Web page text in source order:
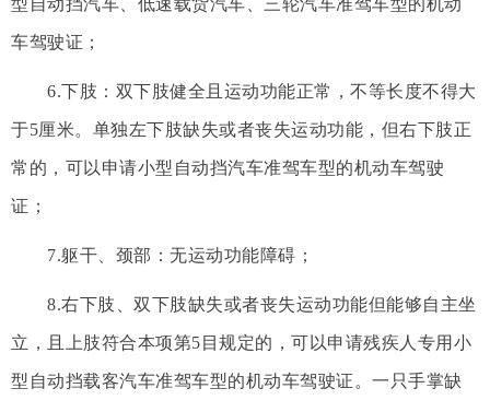
车驾驶证；
6.下肢：双下肢健全且运动功能正常，不等长度不得大
于5厘米。单独左下肢缺失或者丧失运动功能，但右下肢正
常的，可以申请小型自动挡汽车准驾车型的机动车驾驶
证；
7.躯干、颈部：无运动功能障碍；
8.右下肢、双下肢缺失或者丧失运动功能但能够自主坐
立，且上肢符合本项第5目规定的，可以申请残疾人专用小
型自动挡载客汽车准驾车型的机动车驾驶证。一只手掌缺